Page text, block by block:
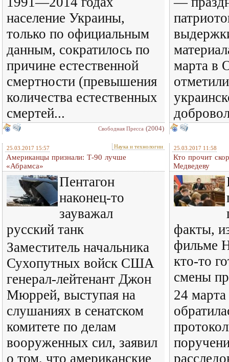
население Украины,
только по официальным
данным, сократилось по
причине естественной
смертности (превышения
количества естественных
смертей...
Свободная Пресса (2004)
марта в
25.03.2017 15:57 Наука и технологии
Американцы признали: Т-90 лучше
«Абрамса»
Пентагон
наконец-то
зауважал
русский танк
Заместитель начальника
Сухопутных войск США
генерал-лейтенант Джон
Мюррей, выступая на
слушаниях в сенатском
комитете по делам
вооруженных сил, заявил
о том, что американские
25.03.2017 11:58
Кто прочит
Медведеву
факты,
фильме
кто-то
смены
24